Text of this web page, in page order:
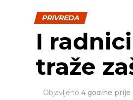
PRIVREDA
I
traže
Objavljeno 4 godine prije